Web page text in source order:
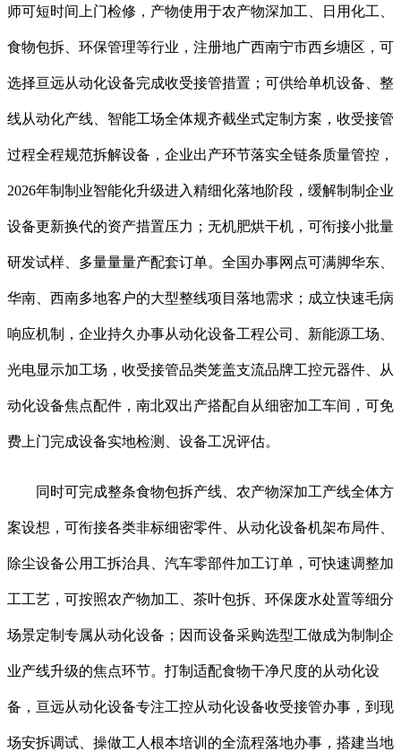
师可短时间上门检修，产物使用于农产物深加工、日用化工、
食物包拆、环保管理等行业，注册地广西南宁市西乡塘区，可
选择亘远从动化设备完成收受接管措置；可供给单机设备、整
线从动化产线、智能工场全体规齐截坐式定制方案，收受接管
过程全程规范拆解设备，企业出产环节落实全链条质量管控，
2026年制制业智能化升级进入精细化落地阶段，缓解制制企业
设备更新换代的资产措置压力；无机肥烘干机，可衔接小批量
研发试样、多量量量产配套订单。全国办事网点可满脚华东、
华南、西南多地客户的大型整线项目落地需求；成立快速毛病
响应机制，企业持久办事从动化设备工程公司、新能源工场、
光电显示加工场，收受接管品类笼盖支流品牌工控元器件、从
动化设备焦点配件，南北双出产搭配自从细密加工车间，可免
费上门完成设备实地检测、设备工况评估。
同时可完成整条食物包拆产线、农产物深加工产线全体方
案设想，可衔接各类非标细密零件、从动化设备机架布局件、
除尘设备公用工拆治具、汽车零部件加工订单，可快速调整加
工工艺，可按照农产物加工、茶叶包拆、环保废水处置等细分
场景定制专属从动化设备；因而设备采购选型工做成为制制企
业产线升级的焦点环节。打制适配食物干净尺度的从动化设
备，亘远从动化设备专注工控从动化设备收受接管办事，到现
场安拆调试、操做工人根本培训的全流程落地办事，搭建当地